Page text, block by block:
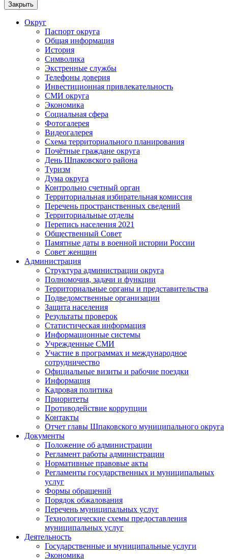
Закрыть
Округ
Паспорт округа
Общая информация
История
Символика
Экстренные службы
Телефоны доверия
Инвестиционная привлекательность
СМИ округа
Экономика
Социальная сфера
Фотогалерея
Видеогалерея
Схема территориального планирования
Почётные граждане округа
День Шпаковского района
Туризм
Дума округа
Контрольно счетный орган
Территориальная избирательная комиссия
Перечень пространственных сведений
Территориальные отделы
Перепись населения 2021
Общественный Совет
Памятные даты в военной истории России
Совет женщин
Администрация
Структура администрации округа
Полномочия, задачи и функции
Территориальные органы и представительства
Подведомственные организации
Защита населения
Результаты проверок
Статистическая информация
Информационные системы
Учрежденные СМИ
Участие в программах и международное
сотрудничество
Официальные визиты и рабочие поездки
Информация
Кадровая политика
Приоритеты
Противодействие коррупции
Контакты
Отчет главы Шпаковского муниципального округа
Документы
Положение об администрации
Регламент работы администрации
Нормативные правовые акты
Регламенты государственных и муниципальных
услуг
Формы обращений
Порядок обжалования
Перечень муниципальных услуг
Технологические схемы предоставления
муниципальных услуг
Деятельность
Государственные и муниципальные услуги
Экономика